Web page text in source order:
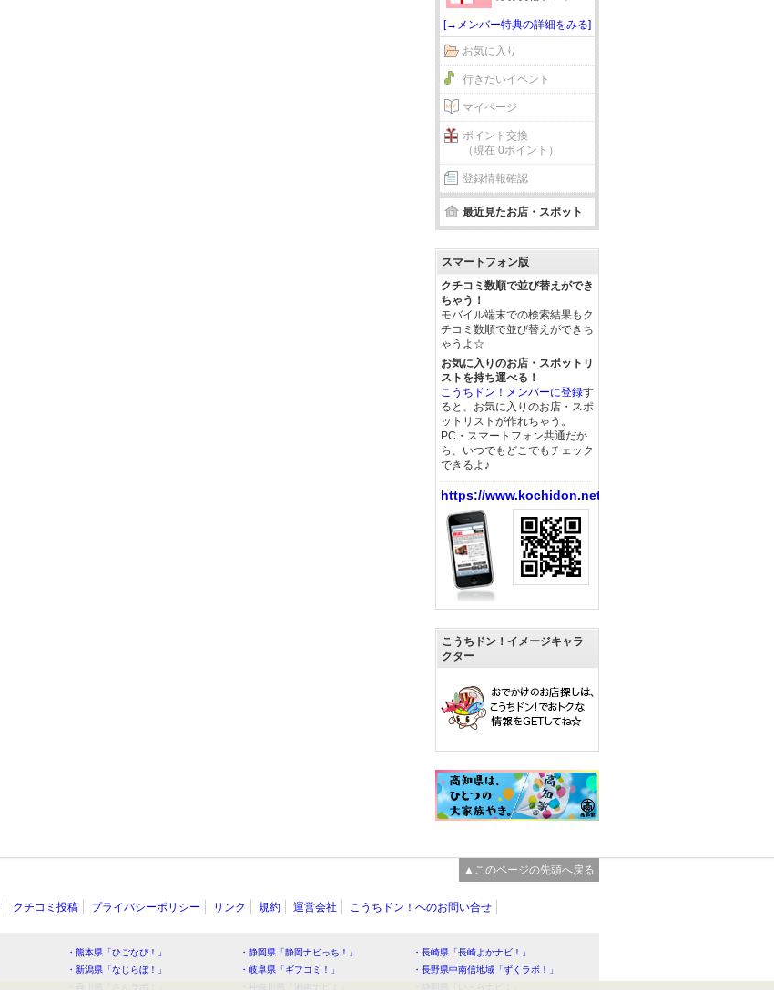
[→メンバー特典の詳細をみる]
お気に入り
行きたいイベント
マイページ
ポイント交換
（現在 0ポイント）
登録情報確認
最近見たお店・スポット
スマートフォン版
クチコミ数順で並び替えができ
ちゃう！
モバイル端末での検索結果もク
チコミ数順で並び替えができち
ゃうよ☆
お気に入りのお店・スポットリ
ストを持ち運べる！
こうちドン！メンバーに登録す
ると、お気に入りのお店・スポ
ットリストが作れちゃう。
PC・スマートフォン共通だか
ら、いつでもどこでもチェック
できるよ♪
https://www.kochidon.net/
こうちドン！イメージキャラ
クター
▲このページの先頭へ戻る
クチコミ投稿 プライバシーポリシー リンク 規約 運営会社 こうちドン！へのお問い合せ
・熊本県「ひごなび！」 ・静岡県「静岡ナビっち！」
・長崎県「長崎よかナビ！」
・新潟県「なじらぼ！」 ・岐阜県「ギフコミ！」
・長野県中南信地域「ずくラボ！」